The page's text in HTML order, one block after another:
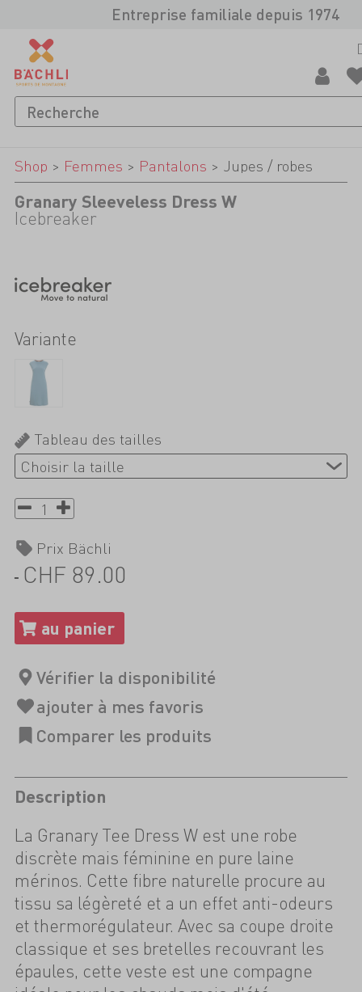
Entreprise familiale depuis 1974
Shop > Femmes > Pantalons > Jupes / robes
Granary Sleeveless Dress W
Icebreaker
Variante
Tableau des tailles
Prix Bächli
CHF 89.00
Description
La Granary Tee Dress W est une robe
discrète mais féminine en pure laine
mérinos. Cette fibre naturelle procure au
tissu sa légèreté et a un effet anti-odeurs
et thermorégulateur. Avec sa coupe droite
classique et ses bretelles recouvrant les
épaules, cette veste est une compagne